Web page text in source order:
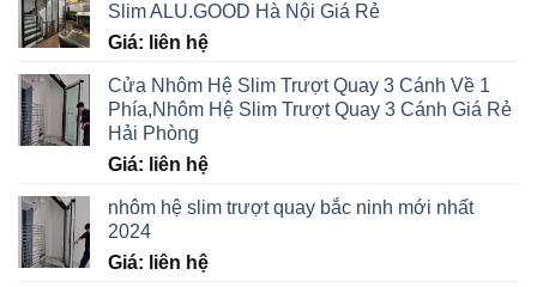
Slim ALU.GOOD Hà Nội Giá Rẻ
Giá: liên hệ
Cửa Nhôm Hệ Slim Trượt Quay 3 Cánh Về 1
Phía,Nhôm Hệ Slim Trượt Quay 3 Cánh Giá Rẻ
Hải Phòng
Giá: liên hệ
nhôm hệ slim trượt quay bắc ninh mới nhất
2024
Giá: liên hệ